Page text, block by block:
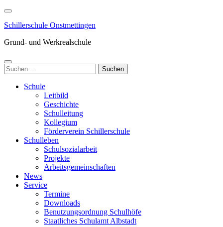
Zum
springen
drücken)
Schillerschule Onstmettingen
Grund- und Werkrealschule
Suchen
nach:
Schule
Leitbild
Geschichte
Schulleitung
Kollegium
Förderverein Schillerschule
Schulleben
Schulsozialarbeit
Projekte
Arbeitsgemeinschaften
News
Service
Termine
Downloads
Benutzungsordnung Schulhöfe
Staatliches Schulamt Albstadt